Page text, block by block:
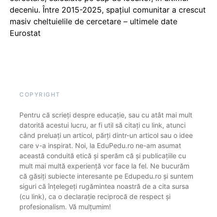
deceniu. Între 2015-2025, spațiul comunitar a crescut
masiv cheltuielile de cercetare – ultimele date
Eurostat
COPYRIGHT
Pentru că scrieți despre educație, sau cu atât mai mult
datorită acestui lucru, ar fi util să citați cu link, atunci
când preluați un articol, părți dintr-un articol sau o idee
care v-a inspirat. Noi, la EduPedu.ro ne-am asumat
această conduită etică și sperăm că și publicațiile cu
mult mai multă experiență vor face la fel. Ne bucurăm
că găsiți subiecte interesante pe Edupedu.ro și suntem
siguri că înțelegeți rugămintea noastră de a cita sursa
(cu link), ca o declarație reciprocă de respect și
profesionalism. Vă mulțumim!